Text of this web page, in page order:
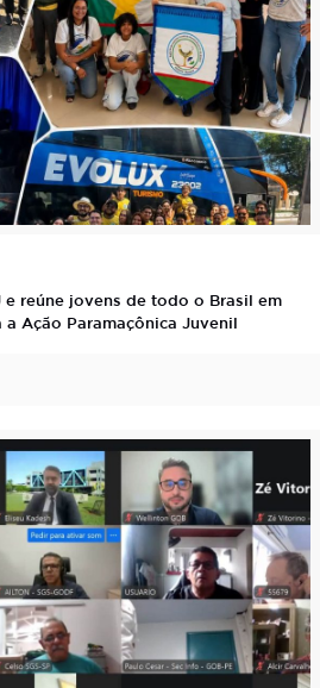
e reúne jovens de todo o Brasil em
Ação Paramaçônica Juvenil